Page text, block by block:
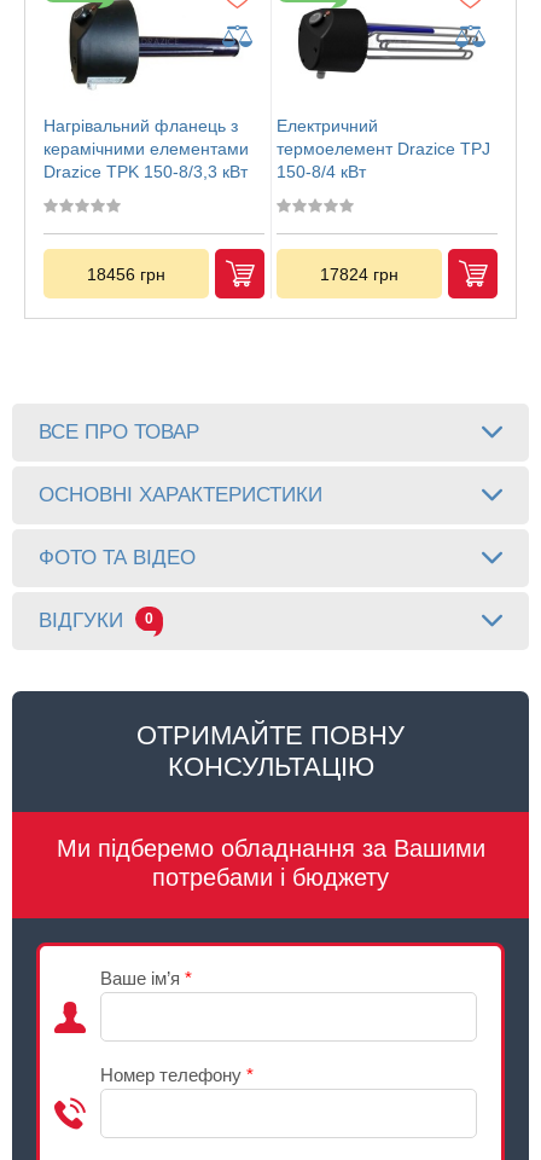
Нагрівальний фланець з
керамічними елементами
Drazice TPK 150-8/3,3 кВт
(одна колба опалення)
18456 грн
Електричний
термоелемент Drazice TPJ
150-8/4 кВт
17824 грн
ВСЕ ПРО ТОВАР
ОСНОВНІ ХАРАКТЕРИСТИКИ
ФОТО ТА ВІДЕО
ВІДГУКИ 0
ОТРИМАЙТЕ ПОВНУ
КОНСУЛЬТАЦІЮ
Ми підберемо обладнання за Вашими
потребами і бюджету
Ваше ім’я *
Номер телефону *